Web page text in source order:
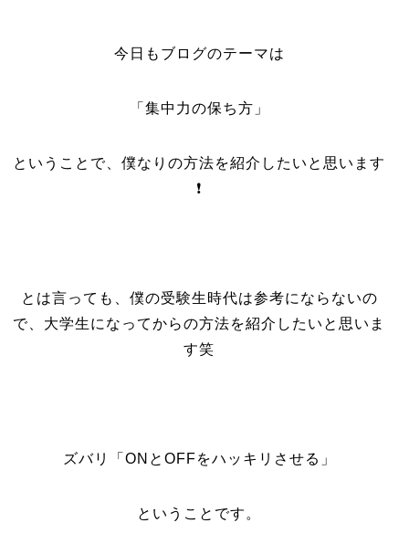
今日もブログのテーマは
「集中力の保ち方」
ということで、僕なりの方法を紹介したいと思います
❗️
とは言っても、僕の受験生時代は参考にならないの
で、大学生になってからの方法を紹介したいと思いま
す笑
ズバリ「ONとOFFをハッキリさせる」
ということです。